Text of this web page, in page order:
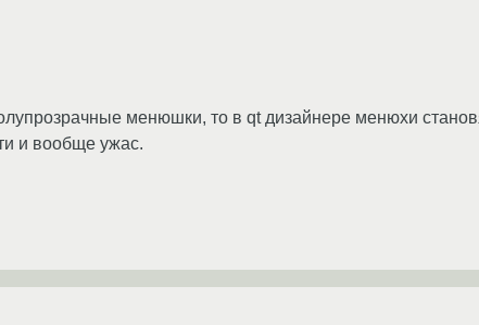
менюшки, то в qt дизайнере менюхи
и вообще ужас.